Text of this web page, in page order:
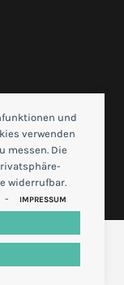
und
verwenden
messen. Die
widerrufbar.
- IMPRESSUM